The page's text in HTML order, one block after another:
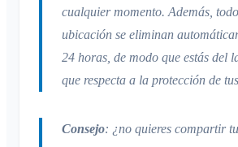
Solicitud de adhesión en la web del
Cambiar el nombre del Klubraum
Cerrar el Klubraum
cualquier momento. Además,
ubicación se eliminan
24 horas, de modo que estás del
que respecta a la protección de
Consejo: ¿no quieres compartir